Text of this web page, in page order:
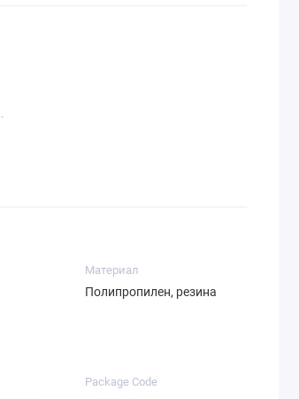
Материал
Полипропилен, резина
Package Code